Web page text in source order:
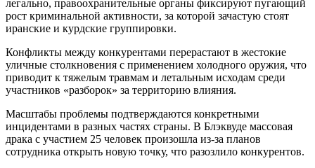
легально, правоохранительные органы фиксируют пугающий
рост криминальной активности, за которой зачастую стоят
иранские и курдские группировки.
Конфликты между конкурентами перерастают в жестокие
уличные столкновения с применением холодного оружия, что
приводит к тяжелым травмам и летальным исходам среди
участников «разборок» за территорию влияния.
Масштабы проблемы подтверждаются конкретными
инцидентами в разных частях страны. В Блэквуде массовая
драка с участием 25 человек произошла из-за планов
сотрудника открыть новую точку, что разозлило конкурентов.